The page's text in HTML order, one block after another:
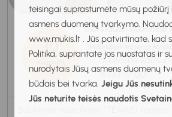
teisingai suprastumėte mūsų
asmens duomenų tvarkymo.
www.mukis.lt . Jūs patvirtinate, kad
Politika, suprantate jos nuostatas ir
nurodytais Jūsų asmens duomenų
būdais bei tvarka. Jeigu Jūs
Jūs neturite teisės naudotis
10
2026
Individuali nuotolinė
Individuali karjeros
Nuotolinė
16:00-17:00